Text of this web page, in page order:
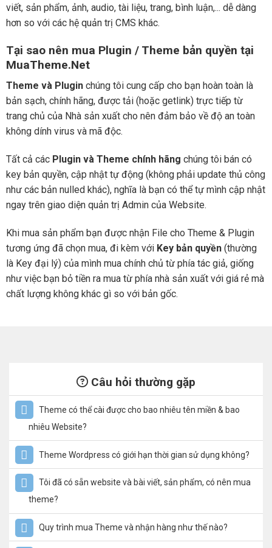
viết, sản phẩm, ảnh, audio, tài liệu, trang, bình luận,... dễ dàng
hơn so với các hệ quản trị CMS khác.
Tại sao nên mua Plugin / Theme bản quyền tại
MuaTheme.Net
Theme và Plugin chúng tôi cung cấp cho bạn hoàn toàn là
bản sạch, chính hãng, được tải (hoặc getlink) trực tiếp từ
trang chủ của Nhà sản xuất cho nên đảm bảo về độ an toàn
không dính virus và mã độc.
Tất cả các Plugin và Theme chính hãng chúng tôi bán có
key bản quyền, cập nhật tự động (không phải update thủ công
như các bản nulled khác), nghĩa là bạn có thể tự mình cập nhật
ngay trên giao diện quản trị Admin của Website.
Khi mua sản phẩm bạn được nhận File cho Theme & Plugin
tương ứng đã chọn mua, đi kèm với Key bản quyền (thường
là Key đại lý) của mình mua chính chủ từ phía tác giả, giống
như việc bạn bỏ tiền ra mua từ phía nhà sản xuất với giá rẻ mà
chất lượng không khác gì so với bản gốc.
Câu hỏi thường gặp
Theme có thể cài được cho bao nhiêu tên miền & bao
nhiêu Website?
Theme Wordpress có giới hạn thời gian sử dụng không?
Tôi đã có sẵn website và bài viết, sản phẩm, có nên mua
theme?
Quy trình mua Theme và nhận hàng như thế nào?